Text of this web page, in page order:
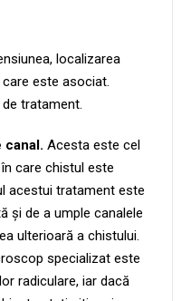
localizarea
este asociat.
tratament.
canal. Acesta este cel
care chistul este
acestui tratament este
și de a umple canalele
ulterioară a chistului.
specializat este
radiculare, iar dacă